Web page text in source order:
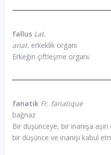
fallusLat.
anat. erkeklik organı
Erkeğin çiftleşme organı.
fanatikFr. fanatique
bağnaz
Bir düşünceye, bir inanışa
bir düşünce ve inanışı kabul